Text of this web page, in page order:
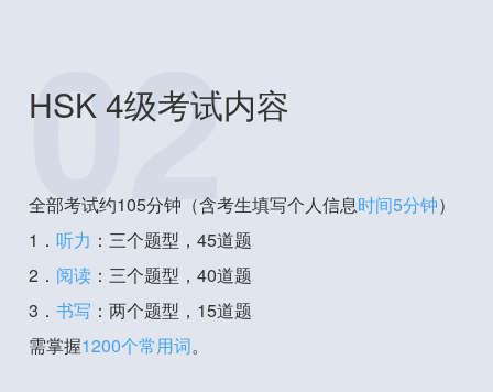
02
HSK 4级考试内容
全部考试约105分钟（含考生填写个人信息时间5分钟）
1． 听力 ：三个题型，45道题
2． 阅读 ：三个题型，40道题
3． 书写 ：两个题型，15道题
需掌握1200个常用词。